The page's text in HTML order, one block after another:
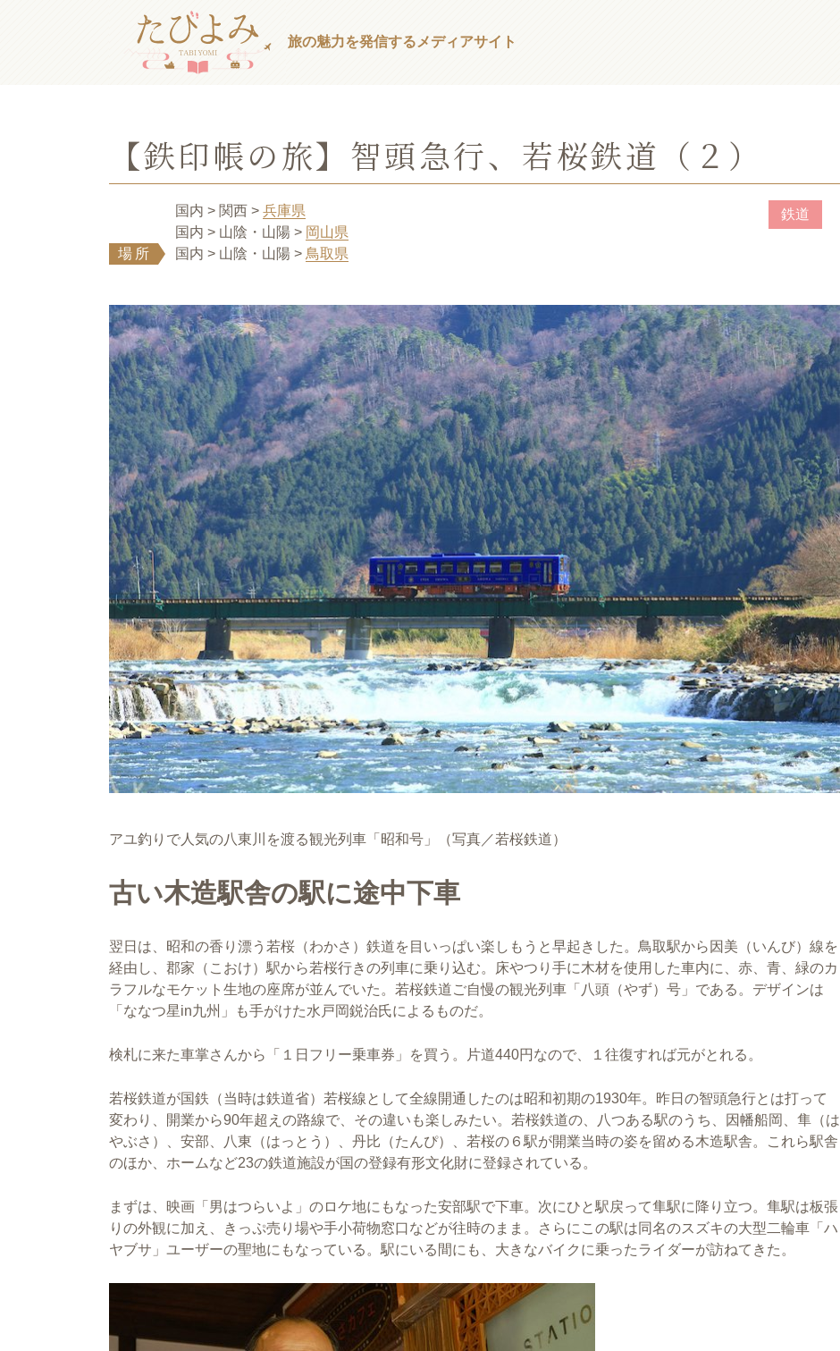
旅の魅力を発信する メディアサイト
【鉄印帳の旅】智頭急行、若桜鉄道（２）
場所
国内 > 関西 >兵庫県
国内 > 山陰・山陽 > 岡山県
国内 > 山陰・山陽 > 鳥取県
鉄道
アユ釣りで人気の八東川を渡る観光列車「昭和号」（写真／若桜鉄道）
古い木造駅舎の駅に途中下車
翌日は、昭和の香り漂う若桜（わかさ）鉄道を目いっぱい楽しもうと早起きした。鳥取駅から因美（いんび）線を
経由し、郡家（こおけ）駅から若桜行きの列車に乗り込む。床やつり手に木材を使用した車内に、赤、青、緑のカ
ラフルなモケット生地の座席が並んでいた。若桜鉄道ご自慢の観光列車「八頭（やず）号」である。デザインは
「ななつ星in九州」も手がけた水戸岡鋭治氏によるものだ。
検札に来た車掌さんから「１日フリー乗車券」を買う。片道440円なので、１ 往復すれば元がとれる。
若桜鉄道が国鉄（当時は鉄道省）若桜線として全線開通したのは昭和初期の1930年。昨日の智頭急行とは打って
変わり、開業から90年超えの路線で、その違いも楽しみたい。若桜鉄道の、八つある駅のうち、因幡船岡、隼（は
やぶさ）、安部、八東（はっとう）、丹比（たんぴ）、若桜の６駅が開業当時の姿を留める木造駅舎。これら駅舎
のほか、ホームなど23の鉄道施設が国の登録有形文化財に登録されている。
まずは、映画「男はつらいよ」のロケ地にもなった安部駅で下車。次にひと駅戻って隼駅に降り立つ。隼駅は板張
りの外観に加え、きっぷ売り場や手小荷物窓口などが往時のまま。さらにこの駅は同名のスズキの大型二輪車「ハ
ヤブサ」ユーザーの聖地にもなっている。駅にいる間にも、大きなバイクに乗ったライダーが訪ねてきた。